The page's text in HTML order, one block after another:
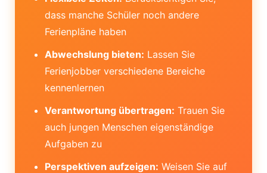
dass manche Schüler noch andere
Ferienpläne haben
Abwechslung bieten: Lassen Sie
Ferienjobber verschiedene Bereiche
kennenlernen
Verantwortung übertragen: Trauen Sie
auch jungen Menschen eigenständige
Aufgaben zu
Perspektiven aufzeigen: Weisen Sie auf